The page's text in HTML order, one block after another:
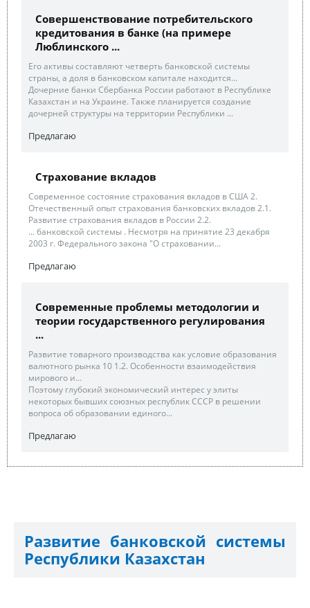
Совершенствование потребительского
кредитования в банке (на примере
Люблинского ...
Его активы составляют четверть банковской системы
страны, а доля в банковском капитале находится...
Дочерние банки Сбербанка России работают в Республике
Казахстан и на Украине. Также планируется создание
дочерней структуры на территории Республики ...
Предлагаю
Страхование вкладов
Современное состояние страхования вкладов в США 2.
Отечественный опыт страхования банковских вкладов 2.1.
Развитие страхования вкладов в России 2.2.
... банковской системы . Несмотря на принятие 23 декабря
2003 г. Федерального закона "О страховании...
Предлагаю
Современные проблемы методологии и
теории государственного регулирования
...
Развитие товарного производства как условие образования
валютного рынка 10 1.2. Особенности взаимодействия
мирового и...
Поэтому глубокий экономический интерес у элиты
некоторых бывших союзных республик СССР в решении
вопроса об образовании единого...
Предлагаю
Развитие банковской системы
Республики Казахстан